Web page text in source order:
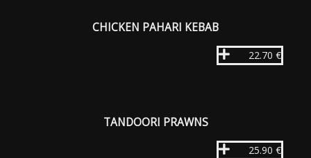
CHICKEN PAHARI KEBAB
22.70 €
TANDOORI PRAWNS
25.90 €